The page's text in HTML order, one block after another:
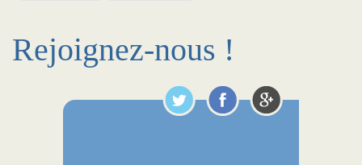
Rejoignez-nous !